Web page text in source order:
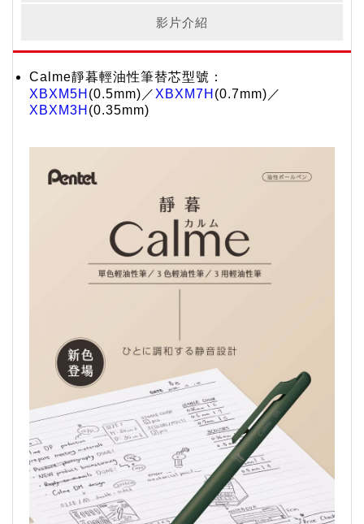
影片介紹
Calme靜暮輕油性筆替芯型號：
XBXM5H (0.5mm)／ XBXM7H (0.7mm)／
XBXM3H (0.35mm)